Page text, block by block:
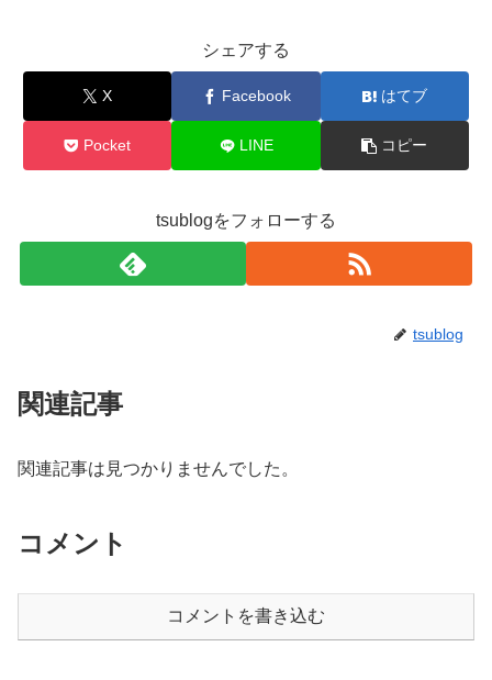
シェアする
X Facebook はてブ
Pocket LINE コピー
tsublogをフォローする
tsublog
関連記事
関連記事は見つかりませんでした。
コメント
コメントを書き込む